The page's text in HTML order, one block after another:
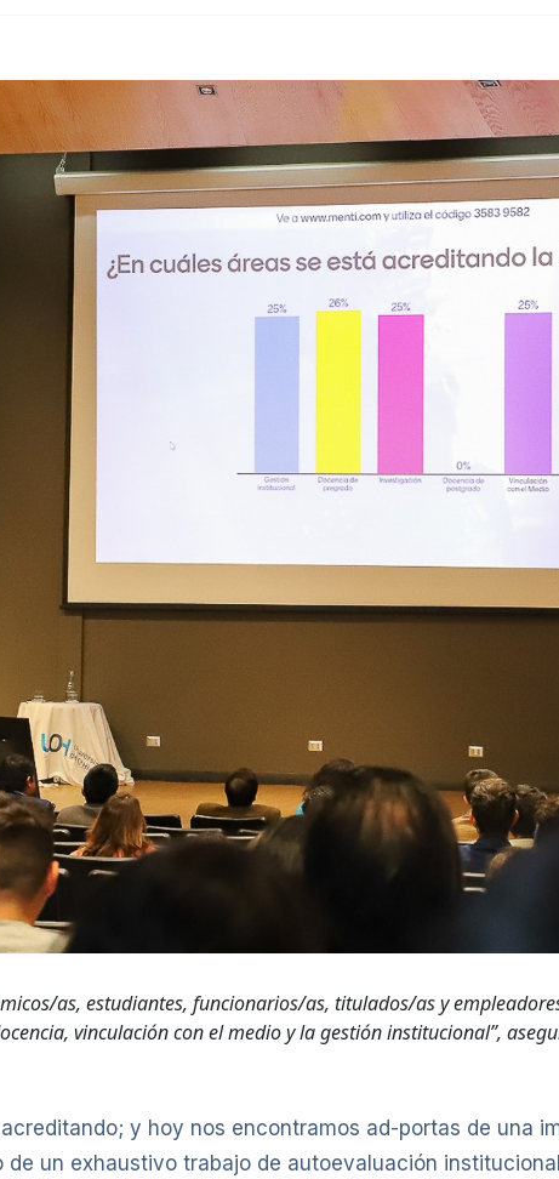
as, estudiantes, funcionarios/as, titulados/as y
vinculación con el medio y la gestión institucional”,
y hoy nos encontramos ad-portas de una
un exhaustivo trabajo de autoevaluación